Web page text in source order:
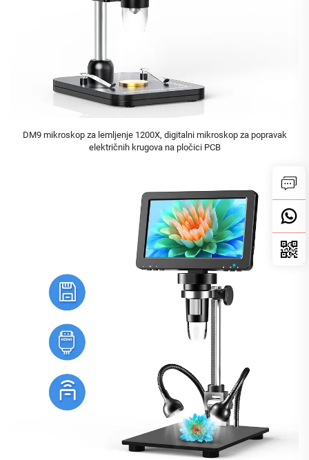
DM9 mikroskop za lemljenje 1200X, digitalni mikroskop za popravak
električnih krugova na pločici PCB